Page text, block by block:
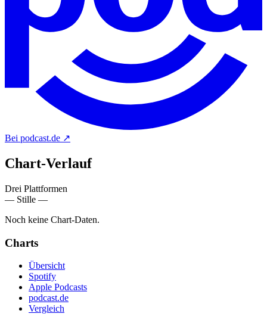
Bei podcast.de ↗
Chart-Verlauf
Drei Plattformen
— Stille —
Noch keine Chart-Daten.
Charts
Übersicht
Spotify
Apple Podcasts
podcast.de
Vergleich